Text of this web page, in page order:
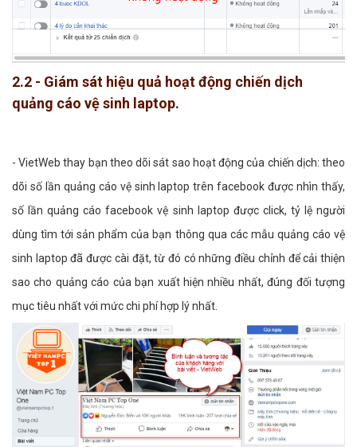
2.2 - Giám sát hiệu quả hoạt động chiến dịch
quảng cáo vệ sinh laptop.
- VietWeb thay bạn theo dõi sát sao hoạt động của chiến dịch: theo
dõi số lần quảng cáo vệ sinh laptop trên facebook được nhìn thấy,
số lần quảng cáo facebook vệ sinh laptop được click, tỷ lệ người
dùng tìm tới sản phẩm của bạn thông qua các mẫu quảng cáo vệ
sinh laptop đã được cài đặt, từ đó có những điều chỉnh để cải thiện
sao cho quảng cáo của bạn xuất hiện nhiều nhất, đúng đối tượng
mục tiêu nhất với mức chi phí hợp lý nhất.